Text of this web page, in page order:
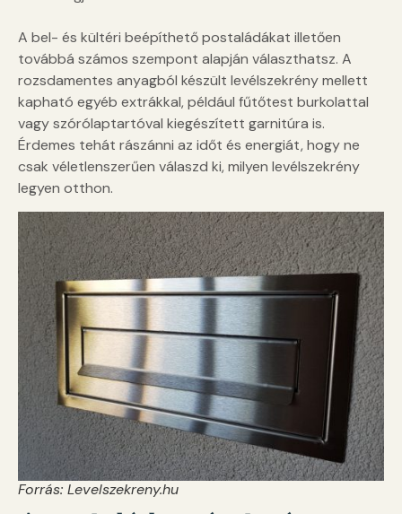
A bel- és kültéri beépíthető postaládákat illetően
továbbá számos szempont alapján választhatsz. A
rozsdamentes anyagból készült levélszekrény mellett
kapható egyéb extrákkal, például fűtőtest burkolattal
vagy szórólaptartóval kiegészített garnitúra is.
Érdemes tehát rászánni az időt és energiát, hogy ne
csak véletlenszerűen válaszd ki, milyen levélszekrény
legyen otthon.
Forrás: Levelszekreny.hu